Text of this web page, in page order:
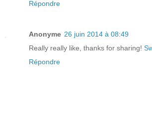
Répondre
Anonyme 26 juin 2014 à 08:49
Really really like, thanks for sharing!
Répondre